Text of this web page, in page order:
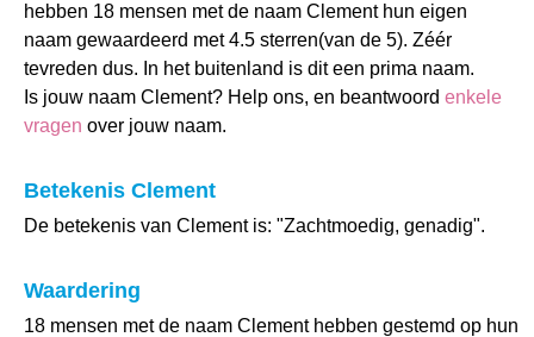
hebben 18 mensen met de naam Clement hun eigen
naam gewaardeerd met 4.5 sterren(van de 5). Zéér
tevreden dus. In het buitenland is dit een prima naam.
Is jouw naam Clement? Help ons, en beantwoord enkele
vragen over jouw naam.
Betekenis Clement
De betekenis van Clement is: "Zachtmoedig, genadig".
Waardering
18 mensen met de naam Clement hebben gestemd op hun